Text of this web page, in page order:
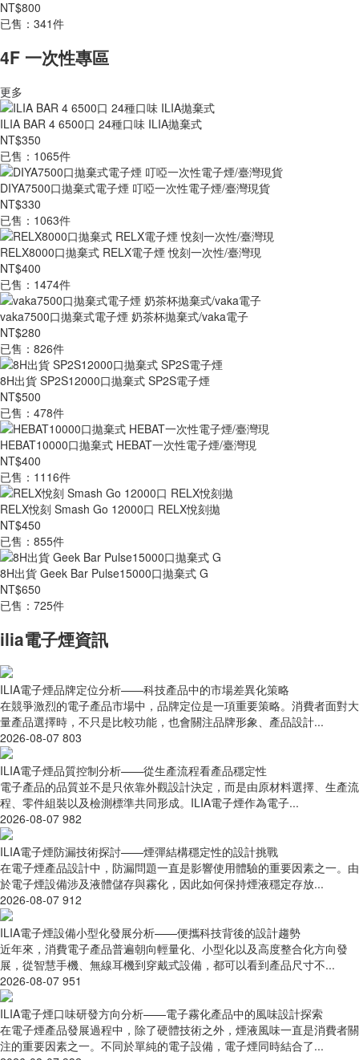
NT$800
已售：341件
4F 一次性專區
更多
ILIA BAR 4 6500口 24種口味 ILIA拋棄式
NT$350
已售：1065件
DIYA7500口拋棄式電子煙 叮啞一次性電子煙/臺灣現貨
NT$330
已售：1063件
RELX8000口拋棄式 RELX電子煙 悅刻一次性/臺灣現
NT$400
已售：1474件
vaka7500口拋棄式電子煙 奶茶杯拋棄式/vaka電子
NT$280
已售：826件
8H出貨 SP2S12000口拋棄式 SP2S電子煙
NT$500
已售：478件
HEBAT10000口拋棄式 HEBAT一次性電子煙/臺灣現
NT$400
已售：1116件
RELX悅刻 Smash Go 12000口 RELX悅刻拋
NT$450
已售：855件
8H出貨 Geek Bar Pulse15000口拋棄式 G
NT$650
已售：725件
ilia電子煙資訊
ILIA電子煙品牌定位分析——科技產品中的市場差異化策略
在競爭激烈的電子產品市場中，品牌定位是一項重要策略。消費者面對大
量產品選擇時，不只是比較功能，也會關注品牌形象、產品設計...
2026-08-07 803
ILIA電子煙品質控制分析——從生產流程看產品穩定性
電子產品的品質並不是只依靠外觀設計決定，而是由原材料選擇、生產流
程、零件組裝以及檢測標準共同形成。ILIA電子煙作為電子...
2026-08-07 982
ILIA電子煙防漏技術探討——煙彈結構穩定性的設計挑戰
在電子煙產品設計中，防漏問題一直是影響使用體驗的重要因素之一。由
於電子煙設備涉及液體儲存與霧化，因此如何保持煙液穩定存放...
2026-08-07 912
ILIA電子煙設備小型化發展分析——便攜科技背後的設計趨勢
近年來，消費電子產品普遍朝向輕量化、小型化以及高度整合化方向發
展，從智慧手機、無線耳機到穿戴式設備，都可以看到產品尺寸不...
2026-08-07 951
ILIA電子煙口味研發方向分析——電子霧化產品中的風味設計探索
在電子煙產品發展過程中，除了硬體技術之外，煙液風味一直是消費者關
注的重要因素之一。不同於單純的電子設備，電子煙同時結合了...